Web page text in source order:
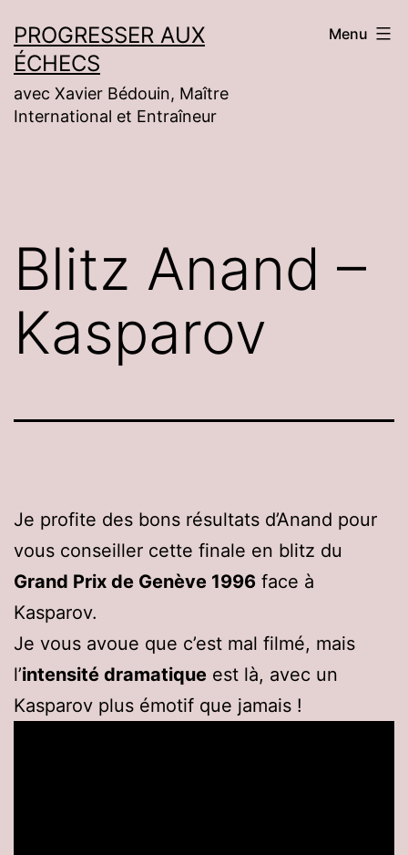
au
contenu
PROGRESSER AUX
ÉCHECS
avec Xavier Bédouin, Maître
International et Entraîneur
Menu
Blitz Anand –
Kasparov
Je profite des bons résultats d’Anand pour
vous conseiller cette finale en blitz du
Grand Prix de Genève 1996 face à
Kasparov.
Je vous avoue que c’est mal filmé, mais
l’intensité dramatique est là, avec un
Kasparov plus émotif que jamais !